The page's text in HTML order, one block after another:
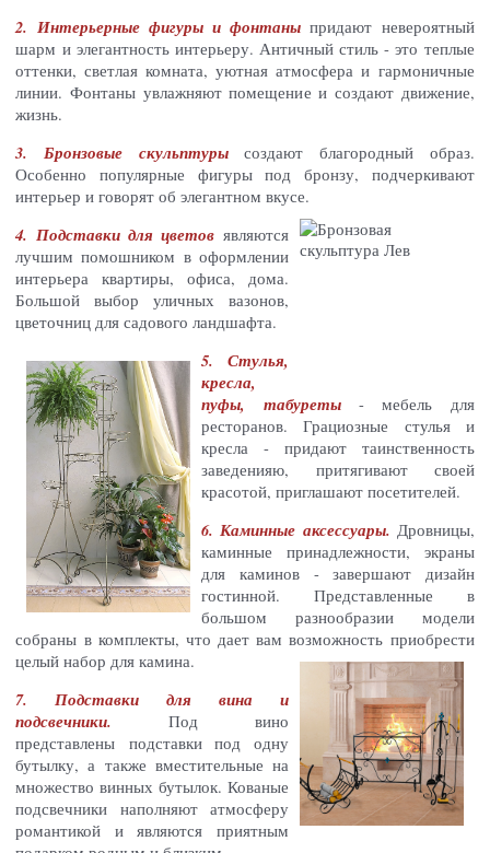
2. Интерьерные фигуры и фонтаны придают невероятный
шарм и элегантность интерьеру. Античный стиль - это теплые
оттенки, светлая комната, уютная атмосфера и гармоничные
линии. Фонтаны увлажняют помещение и создают движение,
жизнь.
3. Бронзовые скульптурысоздают благородный образ.
Особенно популярные фигуры под бронзу, подчеркивают
интерьер и говорят об элегантном вкусе.
4. Подставки для цветов являются
лучшим помошником в оформлении
интерьера квартиры, офиса, дома.
Большой выбор уличных вазонов,
цветочниц для садового ландшафта.
5. Стулья,
кресла,
пуфы, табуреты- мебель для
ресторанов. Грациозные стулья и
кресла - придают таинственность
заведенияю, притягивают своей
красотой, приглашают посетителей.
6. Каминные аксессуары. Дровницы,
каминные принадлежности, экраны
для каминов - завершают дизайн
гостинной. Представленные в
большом разнообразии модели
собраны в комплекты, что дает вам возможность приобрести
целый набор для камина.
7. Подставки для вина и
подсвечники. Под вино
представлены подставки под одну
бутылку, а также вместительные на
множество винных бутылок. Кованые
подсвечники наполняют атмосферу
романтикой и являются приятным